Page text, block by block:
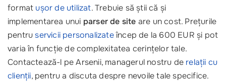
format ușor de utilizat. Trebuie să știi că și
implementarea unui parser de site are un cost. Prețurile
pentruservicii personalizateîncep de la 600 EUR și pot
varia în funcție de complexitatea cerințelor tale.
Contactează-l pe Arsenii, managerul nostru de relații cu
clienții, pentru a discuta despre nevoile tale specifice.